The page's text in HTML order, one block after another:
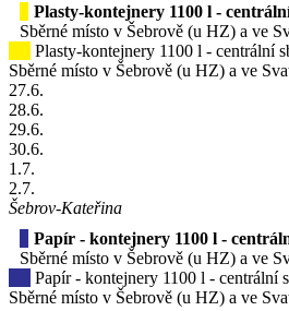
Plasty-kontejnery 1100 l -
Sběrné místo v Šebrově (u HZ) a ve
Plasty-kontejnery 1100 l - centrální
Sběrné místo v Šebrově (u HZ) a ve
27.6.
28.6.
29.6.
30.6.
1 .7.
2.7.
Šebrov-Kateřina
Papír - kontejnery 1100 l -
Sběrné místo v Šebrově (u HZ) a ve
Papír - kontejnery 1100 l - centrální
Sběrné místo v Šebrově (u HZ) a ve